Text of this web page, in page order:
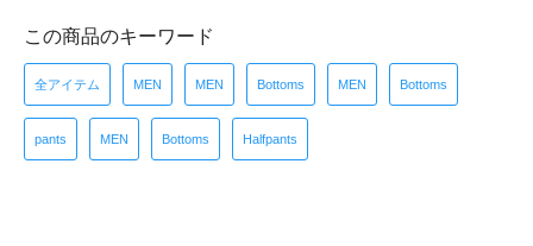
この商品のキーワード
全アイテム MEN MEN Bottoms MEN Bottoms
pants MEN Bottoms Halfpants